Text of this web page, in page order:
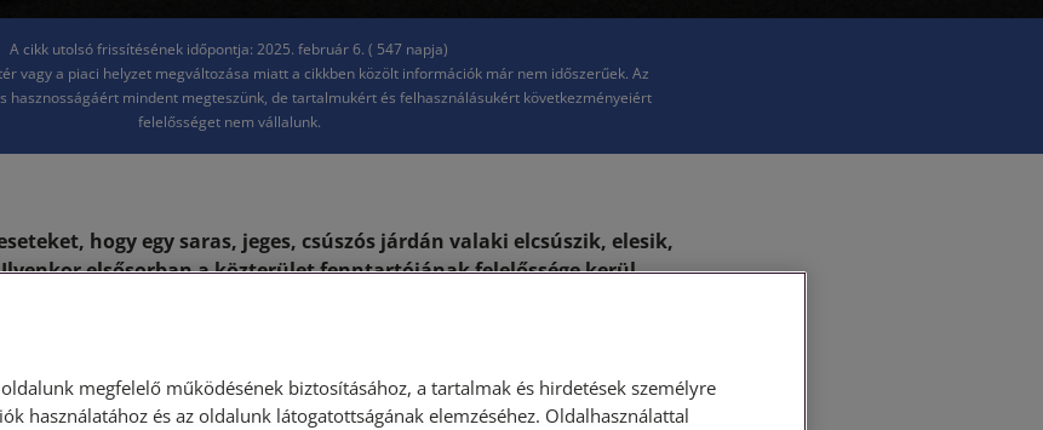
A cikk utolsó frissítésének időpontja: 2025. február 6. ( 547 napja)
vagy a piaci helyzet megváltozása miatt a cikkben közölt információk már nem időszerűek. Az
hasznosságáért mindent megteszünk, de tartalmukért és felhasználásukért következményeiért
felelősséget nem vállalunk.
hogy egy saras, jeges, csúszós járdán valaki elcsúszik, elesik,
elsősorban a közterület fenntartójának felelőssége kerül
közterületen (pl. aluljáróban, járdán, vagy gyalogosok által jogszerűen
azért esek el, mert a síkosság mentesítését a fenntartó nem végezte el,
megfelelő működésének biztosításához, a tartalmak és hirdetések személyre
használatához és az oldalunk látogatottságának elemzéséhez. Oldalhasználattal